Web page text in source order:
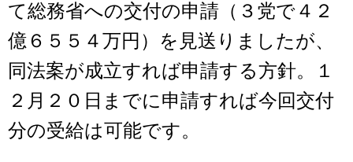
て総務省への交付の申請（３党で４２
億６５５４万円）を見送りましたが、
同法案が成立すれば申請する方針。１
２月２０日までに申請すれば今回交付
分の受給は可能です。